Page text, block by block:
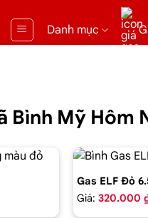
Danh mục
Bình Mỹ Hôm
Gas ELF Đỏ
Giá: 320.000